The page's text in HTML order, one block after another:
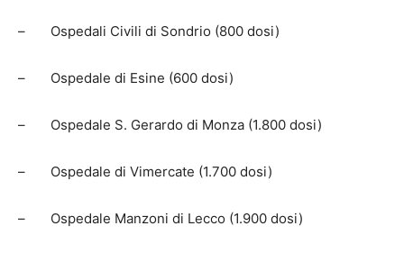
– Ospedali Civili di Sondrio (800 dosi)
– Ospedale di Esine (600 dosi)
– Ospedale S. Gerardo di Monza (1.800 dosi)
– Ospedale di Vimercate (1.700 dosi)
– Ospedale Manzoni di Lecco (1.900 dosi)